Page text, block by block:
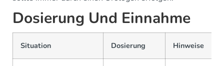
Dosierung Und Einnahme
Situation Dosierung Hinweise